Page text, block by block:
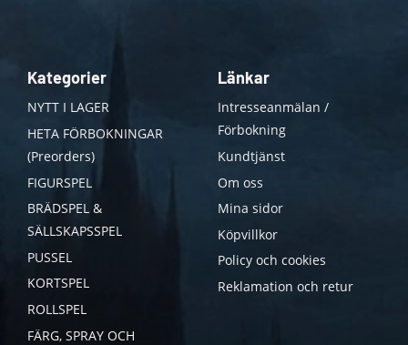
Kategorier
NYTT I LAGER
HETA FÖRBOKNINGAR
(Preorders)
FIGURSPEL
BRÄDSPEL &
SÄLLSKAPSSPEL
PUSSEL
KORTSPEL
ROLLSPEL
FÄRG, SPRAY OCH
Länkar
Intresseanmälan /
Förbokning
Kundtjänst
Om oss
Mina sidor
Köpvillkor
Policy och cookies
Reklamation och retur